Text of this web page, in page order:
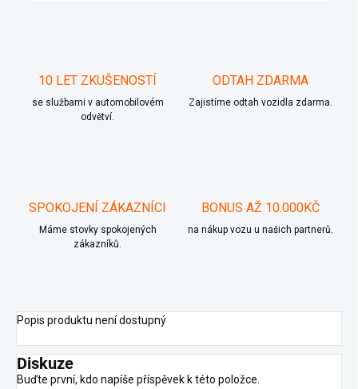
10 LET ZKUŠENOSTÍ
se službami v automobilovém
odvětví.
ODTAH ZDARMA
Zajistíme odtah vozidla zdarma.
SPOKOJENÍ ZÁKAZNÍCI
Máme stovky spokojených
zákazníků.
BONUS AŽ 10.000KČ
na nákup vozu u našich partnerů.
Popis produktu není dostupný
Diskuze
Buďte první, kdo napíše příspěvek k této položce.